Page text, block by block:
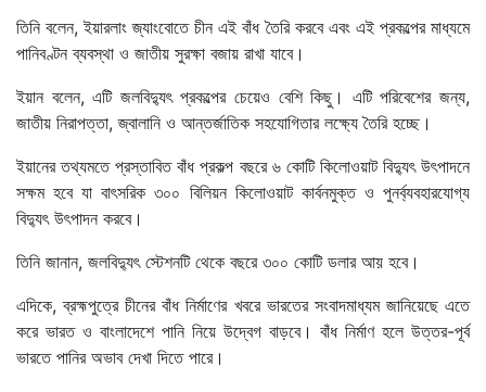
তিনি বলেন, ইয়ারলাং জ্যাংবোতে চীন এই বাঁধ তৈরি করবে এবং এই প্রকল্পের মাধ্যমে
পানিবণ্টন ব্যবস্থা ও জাতীয় সুরক্ষা বজায় রাখা যাবে।
ইয়ান বলেন, এটি জলবিদ্যুৎ প্রকল্পের চেয়েও বেশি কিছু। এটি পরিবেশের জন্য,
জাতীয় নিরাপত্তা, জ্বালানি ও আন্তর্জাতিক সহযোগিতার লক্ষ্যে তৈরি হচ্ছে।
ইয়ানের তথ্যমতে প্রস্তাবিত বাঁধ প্রকল্প বছরে ৬ কোটি কিলোওয়াট বিদ্যুৎ উৎপাদনে
সক্ষম হবে যা বাৎসরিক ৩০০ বিলিয়ন কিলোওয়াট কার্বনমুক্ত ও পুনর্ব্যবহারযোগ্য
বিদ্যুৎ উৎপাদন করবে।
তিনি জানান, জলবিদ্যুৎ স্টেশনটি থেকে বছরে ৩০০ কোটি ডলার আয় হবে।
এদিকে, ব্রহ্মপুত্রে চীনের বাঁধ নির্মাণের খবরে ভারতের সংবাদমাধ্যম জানিয়েছে এতে
করে ভারত ও বাংলাদেশে পানি নিয়ে উদ্বেগ বাড়বে। বাঁধ নির্মাণ হলে উত্তর-পূর্ব
ভারতে পানির অভাব দেখা দিতে পারে।